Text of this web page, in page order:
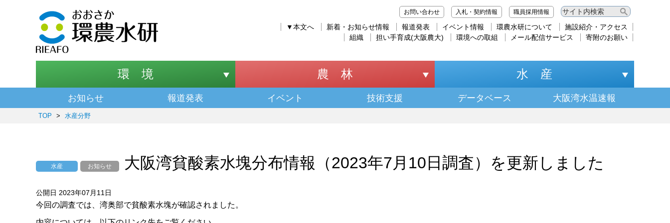
お問い合わせ 入札・契約情報 職員採用情報
▼本文へ 新着・お知らせ情報 報道発表 イベント情報 環農水研について
施設紹介・アクセス
組織
担い手育成(大阪農大) 環境への取組 メール配信サービス 寄附のお願い
環 境 農 林 水 産
お知らせ 報道発表 イベント 技術支援 データベース 大阪湾水温速報
TOP > 水産分野
水産 お知らせ 大阪湾貧酸素水塊分布情報（2023年7月10日調査）を更新しました
公開日 2023年07月11日
今回の調査では、湾奥部で貧酸素水塊が確認されました。